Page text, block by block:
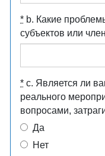
* b. Какие
субъектов или
* c. Является ли
реального
вопросами,
Да
Нет